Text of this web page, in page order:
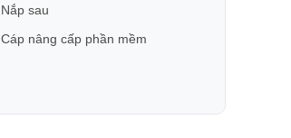
Nắp sau
Cáp nâng cấp phần mềm